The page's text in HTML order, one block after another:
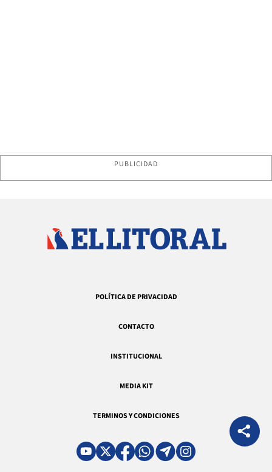
PUBLICIDAD
POLÍTICA DE PRIVACIDAD
CONTACTO
INSTITUCIONAL
MEDIA KIT
TERMINOS Y CONDICIONES